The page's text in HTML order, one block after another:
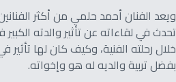
ويعد الفنان أحمد حلمي من أكثر الفنانين
تحدث في لقاءاته عن تأثير والدته
خلال رحلته الفنية، وكيف كان لها
بفضل تربية والديه له هو وإخواته.